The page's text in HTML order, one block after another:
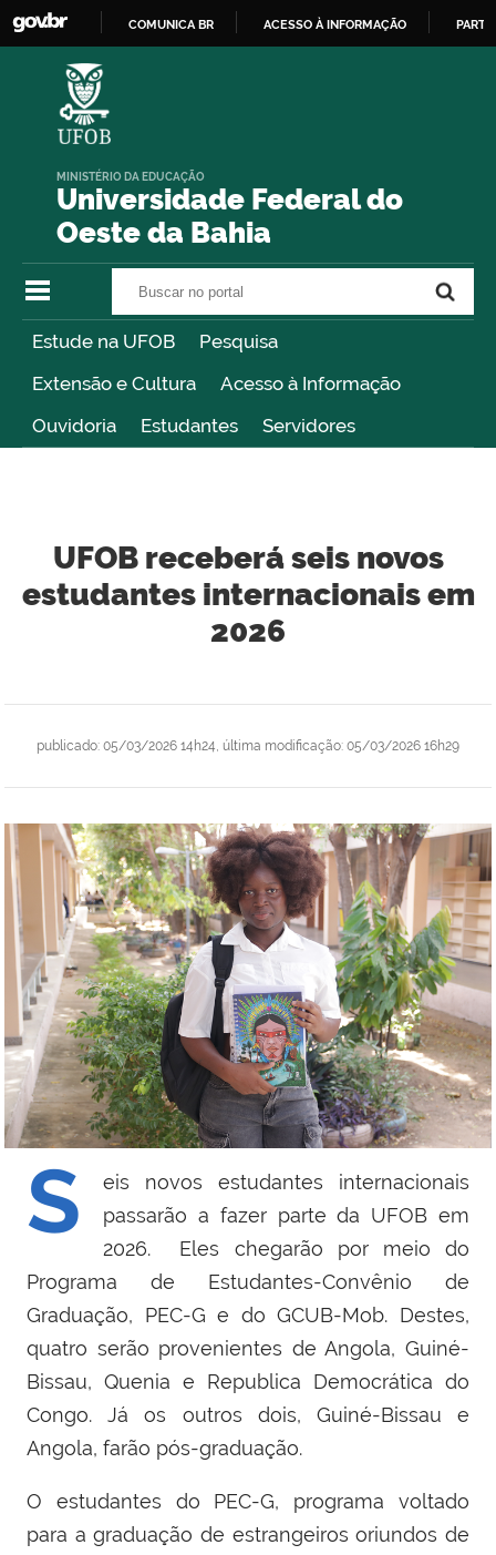
COMUNICA BR ACESSO À INFORMAÇÃO
Universidade Federal do
Oeste da Bahia
MINISTÉRIO DA EDUCAÇÃO
Estude na UFOB
Pesquisa
Extensão e Cultura
Acesso à Informação
Ouvidoria
Estudantes Servidores
UFOB receberá seis novos
estudantes internacionais em
2026
publicado: 05/03/2026 14h24 última modificação: 05/03/2026 16h29
S
eis novos estudantes internacionais
passarão a fazer parte da UFOB em
2026. Eles chegarão por meio do
Programa de Estudantes-Convênio de
Graduação, PEC-G e do GCUB-Mob. Destes,
quatro serão provenientes de Angola, Guiné-
Bissau, Quenia e Republica Democrática do
Congo. Já os outros dois, Guiné-Bissau e
Angola, farão pós-graduação.
O estudantes do PEC-G, programa voltado
para a graduação de estrangeiros oriundos de